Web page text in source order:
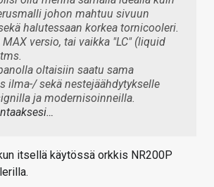
johon mahtuu sivuun
halutessaan korkea tornicooleri.
versio, tai vaikka "LC" (liquid
oltaisiin saatu sama
ilma-/ sekä nestejäähdytykselle
ja modernisoinneilla.
itsellä käytössä orkkis NR200P